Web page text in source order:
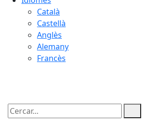
Català
Castellà
Anglès
Alemany
Francès
Cercar: